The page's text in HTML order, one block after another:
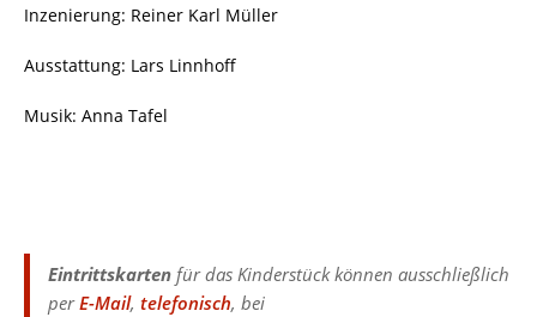
Inzenierung: Reiner Karl Müller
Ausstattung: Lars Linnhoff
Musik: Anna Tafel
Eintrittskarten für das Kinderstück können ausschließlich
perE-Mail, telefonisch, bei